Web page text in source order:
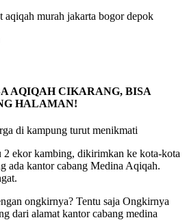
AQIQAH CIKARANG, BISA
HALAMAN!
di kampung turut menikmati
2 ekor kambing, dikirimkan ke kota-kota
ada kantor cabang Medina Aqiqah.
ongkirnya? Tentu saja Ongkirnya
dari alamat kantor cabang medina